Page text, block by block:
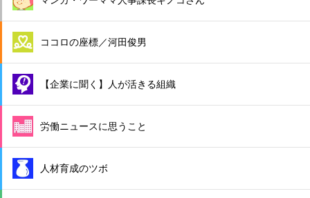
ココロの座標／河田俊男
【企業に聞く】人が活きる組織
労働ニュースに思うこと
人材育成のツボ